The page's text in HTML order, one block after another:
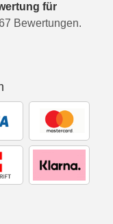
für
Bewertungen.